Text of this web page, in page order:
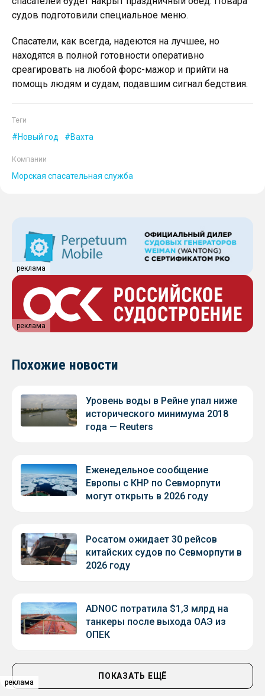
реклама
реклама
реклама
судов подготовили специальное меню.
Спасатели, как всегда, надеются на лучшее, но
находятся в полной готовности оперативно
среагировать на любой форс-мажор и прийти на
помощь людям и судам, подавшим сигнал бедствия.
Теги
Новый год Вахта
Компании
Морская спасательная служба
реклама
реклама
Похожие новости
Уровень воды в Рейне упал ниже
исторического минимума 2018
года — Reuters
Еженедельное сообщение
Европы с КНР по Севморпути
могут открыть в 2026 году
Росатом ожидает 30 рейсов
китайских судов по Севморпути в
2026 году
ADNOC потратила $1,3 млрд на
танкеры после выхода ОАЭ из
ОПЕК
ПОКАЗАТЬ ЕЩЁ